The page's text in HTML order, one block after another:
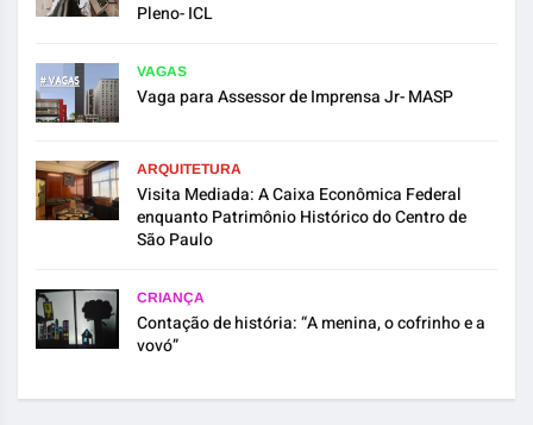
Pleno- ICL
VAGAS
Vaga para Assessor de Imprensa Jr- MASP
ARQUITETURA
Visita Mediada: A Caixa Econômica Federal
enquanto Patrimônio Histórico do Centro de
São Paulo
CRIANÇA
Contação de história: “A menina, o cofrinho e a
vovó”